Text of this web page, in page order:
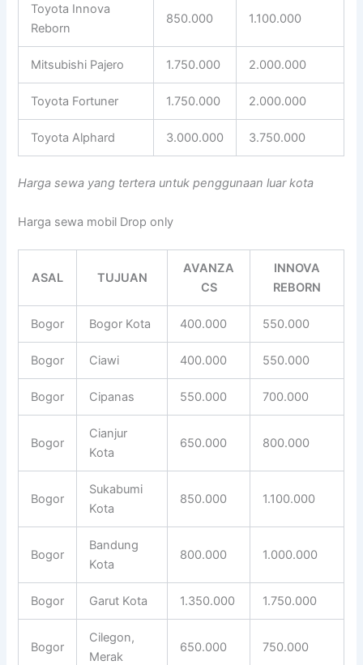
Toyota Innova
Reborn
850.000 1.100.000
Mitsubishi Pajero 1.750.000 2.000.000
Toyota Fortuner 1.750.000 2.000.000
Toyota Alphard 3.000.000 3.750.000
Harga sewa yang tertera untuk penggunaan luar kota
Harga sewa mobil Drop only
ASAL TUJUAN
AVANZA
CS
INNOVA
REBORN
Bogor Bogor Kota 400.000 550.000
Bogor Ciawi 400.000 550.000
Bogor Cipanas 550.000 700.000
Bogor
Cianjur
Kota
650.000 800.000
Bogor
Sukabumi
Kota
850.000 1.100.000
Bogor
Bandung
Kota
800.000 1.000.000
Bogor Garut Kota 1.350.000 1.750.000
Bogor
Cilegon,
Merak
650.000 750.000